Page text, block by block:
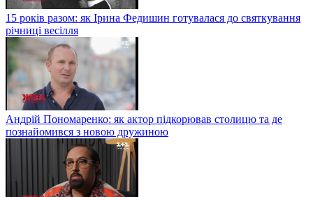
15 років разом: як Ірина Федишин готувалася до святкування
річниці весілля
Андрій Пономаренко: як актор підкорював столицю та де
познайомився з новою дружиною